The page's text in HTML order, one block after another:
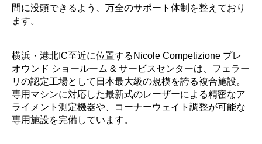
間に没頭できるよう、万全のサポート体制を整えており
ます。
横浜・港北IC至近に位置するNicole Competizione プレ
オウンド ショールーム & サービスセンターは、フェラー
リの認定工場として日本最大級の規模を誇る複合施設。
専用マシンに対応した最新式のレーザーによる精密なア
ライメント測定機器や、コーナーウェイト調整が可能な
専用施設を完備しています。